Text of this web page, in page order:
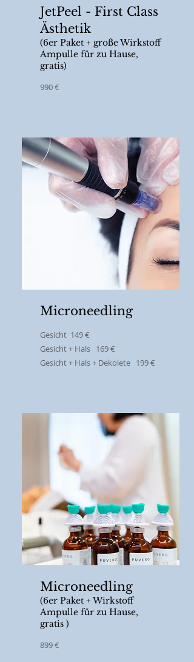
JetPeel - First Class
Ästhetik
(6er Paket + große Wirkstoff
Ampulle für zu Hause,
gratis)
990 €
Microneedling
Gesicht 149 €
Gesicht + Hals 169 €
Gesicht + Hals + Dekolete 199 €
Microneedling
(6er Paket + Wirkstoff
Ampulle für zu Hause,
gratis )
899 €